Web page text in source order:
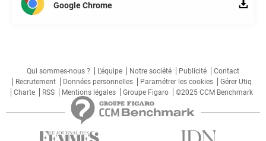
Google Chrome
Qui sommes-nous ? L'équipe Notre société Publicité
Contact
Recrutement
Données personnelles Paramétrer les cookies
Gérer Utiq
Charte
RSS Mentions légales Groupe Figaro ©2025 CCM Benchmark